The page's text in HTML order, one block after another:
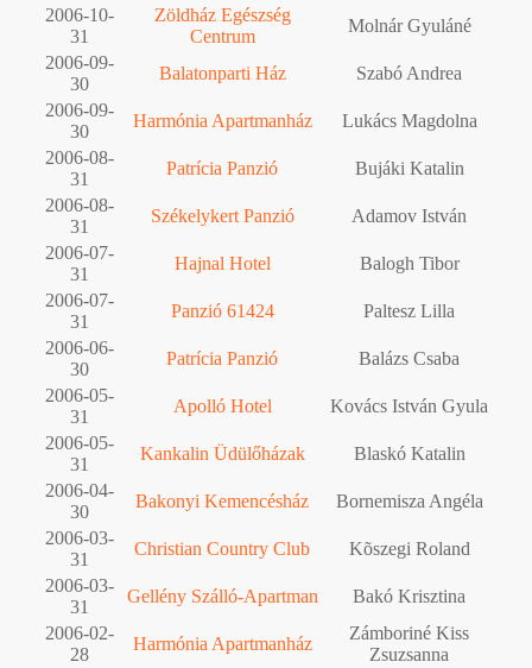
2006-10-
31
Zöldház Egészség
Centrum
Molnár Gyuláné
2006-09-
30
Balatonparti Ház
Szabó Andrea
2006-09-
30
Harmónia Apartmanház
Lukács Magdolna
2006-08-
31
Patrícia Panzió
Bujáki Katalin
2006-08-
31
Székelykert Panzió
Adamov István
2006-07-
31
Hajnal Hotel
Balogh Tibor
2006-07-
31
Panzió 61424
Paltesz Lilla
2006-06-
30
Patrícia Panzió
Balázs Csaba
2006-05-
31
Apolló Hotel
Kovács István Gyula
2006-05-
31
Kankalin Üdülőházak
Blaskó Katalin
2006-04-
30
Bakonyi Kemencésház
Bornemisza Angéla
2006-03-
31
Christian Country Club
Kõszegi Roland
2006-03-
31
Gellény Szálló-Apartman
Bakó Krisztina
2006-02-
28
Harmónia Apartmanház
Zámboriné Kiss
Zsuzsanna